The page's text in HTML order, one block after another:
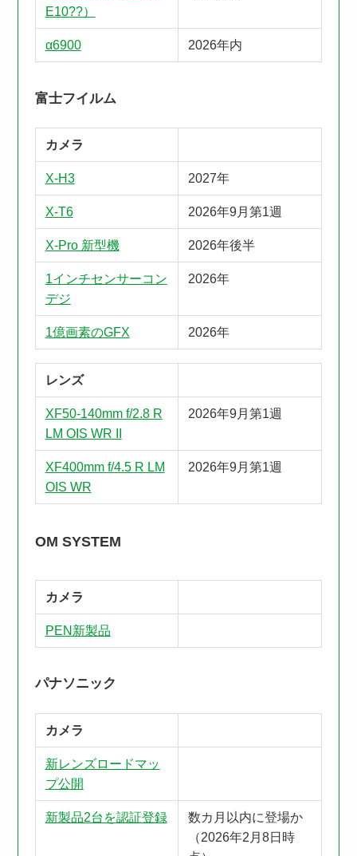
E10??）
α6900 2026年内
富士フイルム
カメラ
X-H3 2027年
X-T6 2026年9月第1週
X-Pro 新型機 2026年後半
1インチセンサーコン
デジ
2026年
1億画素のGFX 2026年
レンズ
XF50-140mm f/2.8 R
LM OIS WR II
2026年9月第1週
XF400mm f/4.5 R LM
OIS WR
2026年9月第1週
OM SYSTEM
カメラ
PEN新製品
パナソニック
カメラ
新レンズロードマッ
プ公開
新製品2台を認証登録
数カ月以内に登場か
（2026年2月8日時